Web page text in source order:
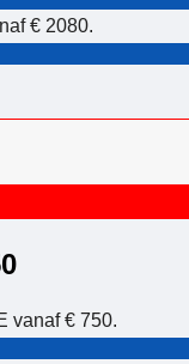
€ 2080.
vanaf € 750.